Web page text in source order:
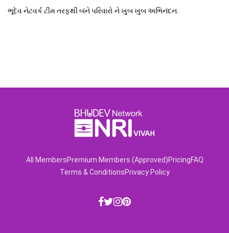
ભૂદેવ નેટવર્ક ટીમ તરફથી બંને પરિવારો ને ખુબ ખુબ અભિનંદન.
All MembersPremium Members (Approved)PricingFAQ
Terms & ConditionsPrivacy Policy